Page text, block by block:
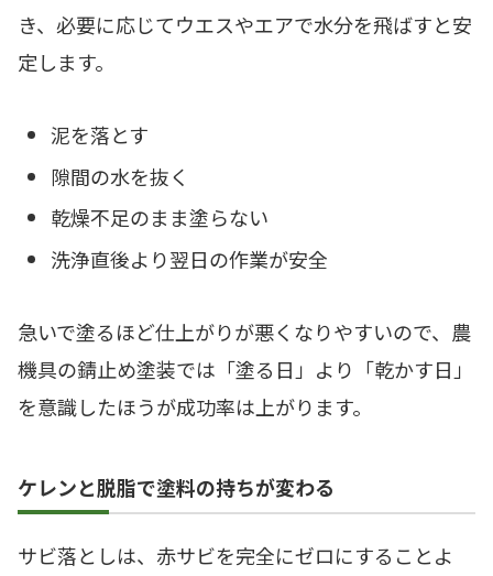
き、必要に応じてウエスやエアで水分を飛ばすと安
定します。
泥を落とす
隙間の水を抜く
乾燥不足のまま塗らない
洗浄直後より翌日の作業が安全
急いで塗るほど仕上がりが悪くなりやすいので、農
機具の錆止め塗装では「塗る日」より「乾かす日」
を意識したほうが成功率は上がります。
ケレンと脱脂で塗料の持ちが変わる
サビ落としは、赤サビを完全にゼロにすることよ